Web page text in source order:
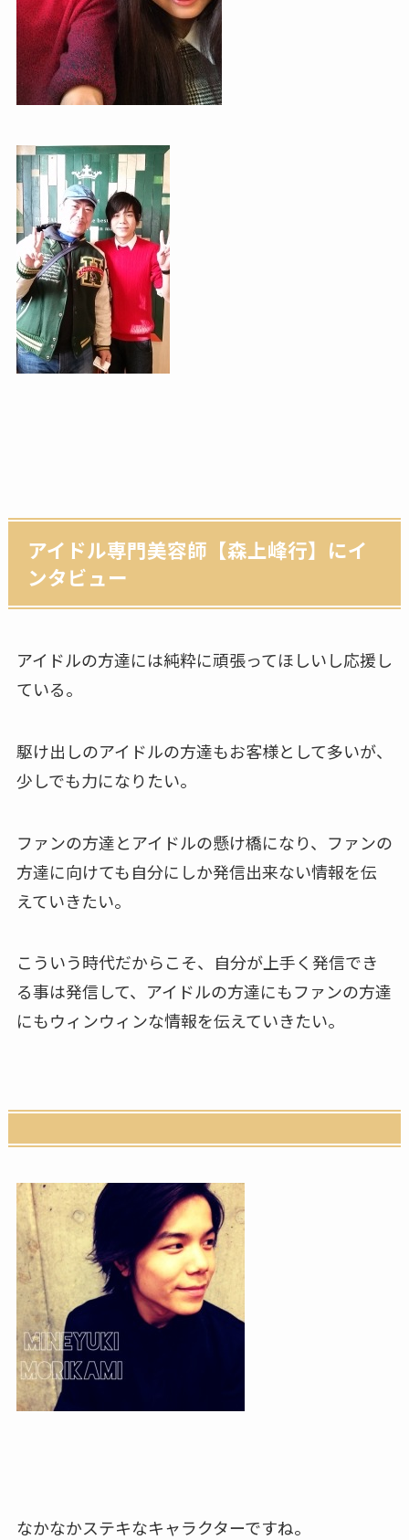
アイドル専門美容師【森上峰行】にイ
ンタビュー
アイドルの方達には純粋に頑張ってほしいし応援し
ている。
駆け出しのアイドルの方達もお客様として多いが、
少しでも力になりたい。
ファンの方達とアイドルの懸け橋になり、ファンの
方達に向けても自分にしか発信出来ない情報を伝
えていきたい。
こういう時代だからこそ、自分が上手く発信でき
る事は発信して、アイドルの方達にもファンの方達
にもウィンウィンな情報を伝えていきたい。
なかなかステキなキャラクターですね。